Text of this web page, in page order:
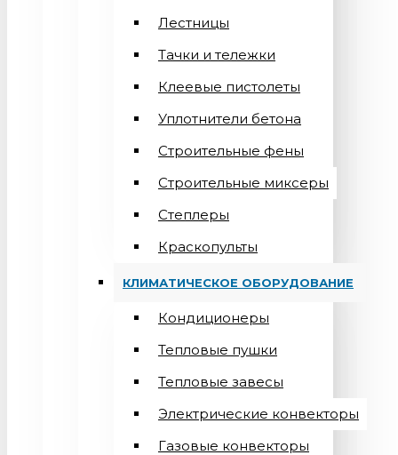
Лестницы
Тачки и тележки
Клеевые пистолеты
Уплотнители бетона
Строительные фены
Строительные миксеры
Степлеры
Краскопульты
КЛИМАТИЧЕСКОЕ ОБОРУДОВАНИЕ
Кондиционеры
Teпловые пушки
Тепловые завесы
Электрические конвекторы
Газовые конвекторы